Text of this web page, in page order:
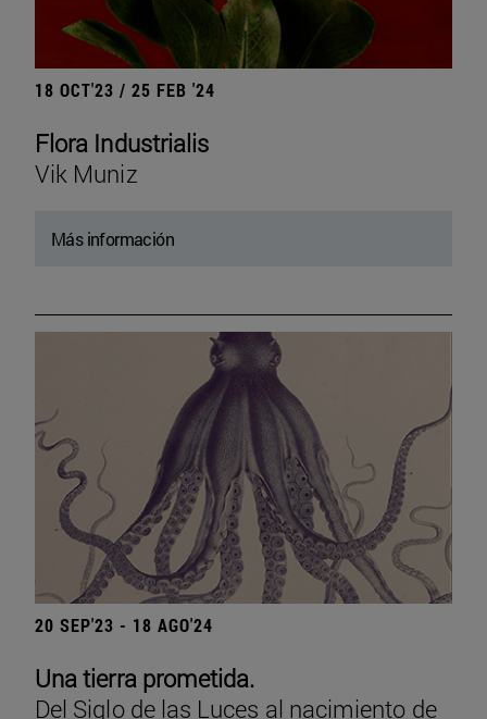
18 OCT'23 / 25 FEB '24
Flora Industrialis
Vik Muniz
Más información
20 SEP'23 - 18 AGO'24
Una tierra prometida.
Del Siglo de las Luces al nacimiento de